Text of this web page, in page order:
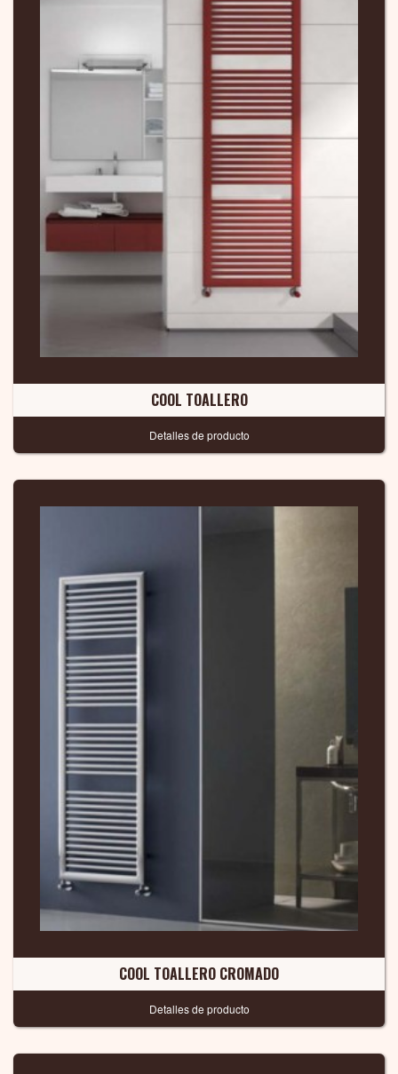
COOL TOALLERO
Detalles de producto
COOL TOALLERO CROMADO
Detalles de producto